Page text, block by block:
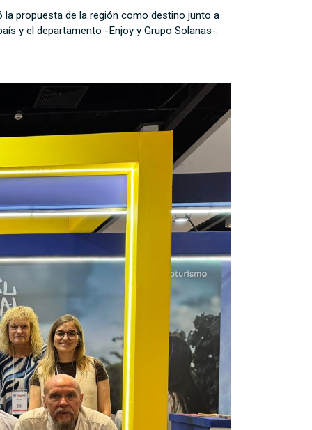
propuesta de la región como destino junto a
y el departamento -Enjoy y Grupo Solanas-.